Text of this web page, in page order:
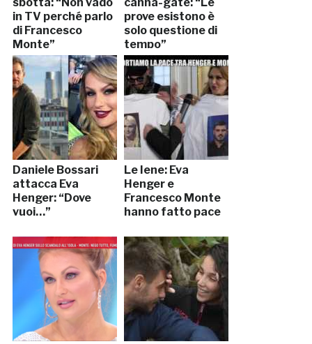
in TV perché parlo
di Francesco
Monte”
prove esistono è
solo questione di
tempo”
Daniele Bossari
attacca Eva
Henger: “Dove
vuoi…”
Le Iene: Eva
Henger e
Francesco Monte
hanno fatto pace